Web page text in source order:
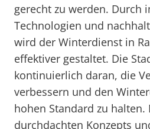
gerecht zu werden. Durch
Technologien und
wird der Winterdienst in
effektiver gestaltet. Die
kontinuierlich daran, die
verbessern und den
hohen Standard zu halten.
durchdachten Konzepts